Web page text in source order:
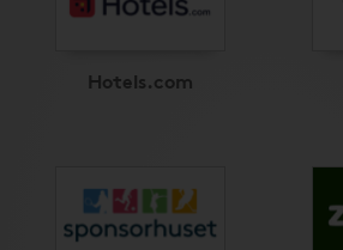
Hotels.com